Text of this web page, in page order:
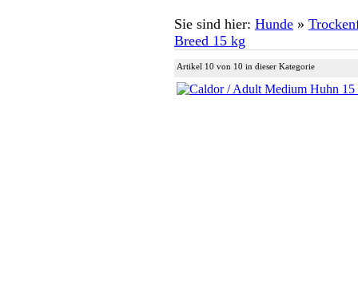
Sie sind hier: Hunde »
Breed 15 kg
Artikel 10 von 10 in dieser Kategorie